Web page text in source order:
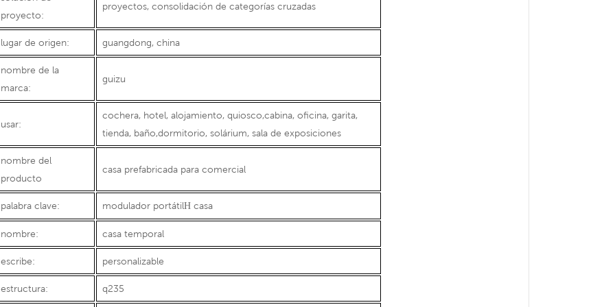
proyecto:
proyectos, consolidación de categorías cruzadas
lugar de origen: guangdong, china
nombre de la
marca:
guizu
usar:
cochera, hotel, alojamiento, quiosco,cabina, oficina, garita,
tienda, baño,dormitorio, solárium, sala de exposiciones
nombre del
producto
casa prefabricada para comercial
palabra clave: modulador portátilHcasa
nombre: casa temporal
escribe: personalizable
estructura: q235